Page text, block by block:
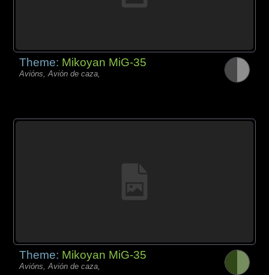
Theme: Mikoyan MiG-35
Avións, Avión de caza,
Theme: Mikoyan MiG-35
Avións, Avión de caza,